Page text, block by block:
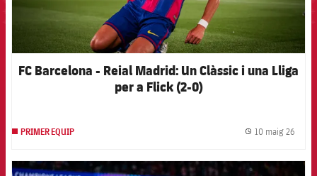
FC Barcelona - Reial Madrid: Un Clàssic i una Lliga
per a Flick (2-0)
PRIMER EQUIP 10 maig 26
FCB Barcelona badge